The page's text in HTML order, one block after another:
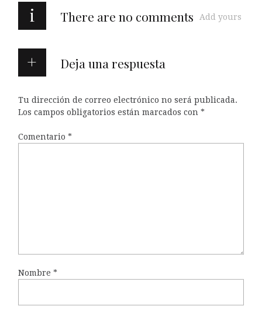
i There are no comments Add yours
Deja una respuesta
Tu dirección de correo electrónico no será publicada.
Los campos obligatorios están marcados con *
Comentario *
Nombre *